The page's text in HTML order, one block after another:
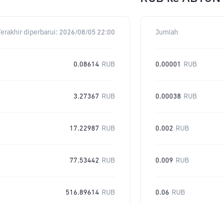
Terakhir diperbarui: 2026/08/05 22:00
0.08614 RUB
3.27367 RUB
17.22987 RUB
77.53442 RUB
516.89614 RUB
Jumlah
0.00001 RUB
0.00038 RUB
0.002 RUB
0.009 RUB
0.06 RUB